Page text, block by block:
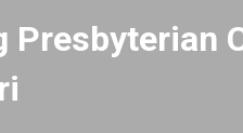
Presbyterian